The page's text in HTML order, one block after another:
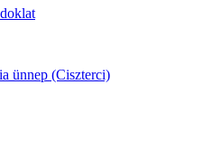
ünnep (Ciszterci)